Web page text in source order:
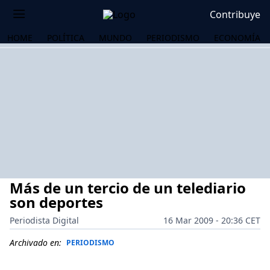
Contribuye
HOME POLÍTICA MUNDO PERIODISMO ECONOMÍA
Más de un tercio de un telediario
son deportes
Periodista Digital
16 Mar 2009 - 20:36 CET
Archivado en: PERIODISMO